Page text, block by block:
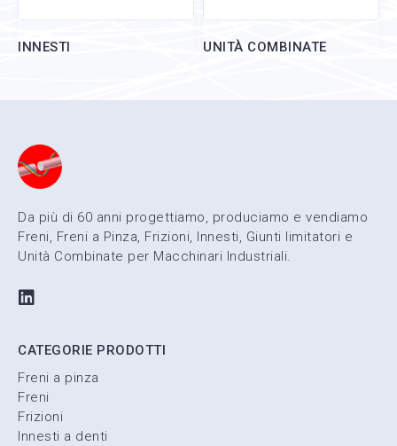
INNESTI UNITÀ COMBINATE
Da più di 60 anni progettiamo, produciamo e vendiamo
Freni, Freni a Pinza, Frizioni, Innesti, Giunti limitatori e
Unità Combinate per Macchinari Industriali.
CATEGORIE PRODOTTI
Freni a pinza
Freni
Frizioni
Innesti a denti